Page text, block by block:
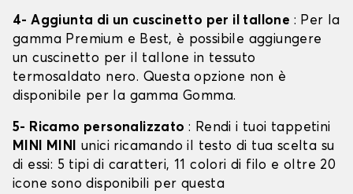
4- Aggiunta di un cuscinetto per il tallone : Per la
gamma Premium e Best, è possibile aggiungere
un cuscinetto per il tallone in tessuto
termosaldato nero. Questa opzione non è
disponibile per la gamma Gomma.
5- Ricamo personalizzato : Rendi i tuoi tappetini
MINI MINI unici ricamando il testo di tua scelta su
di essi: 5 tipi di caratteri, 11 colori di filo e oltre 20
icone sono disponibili per questa